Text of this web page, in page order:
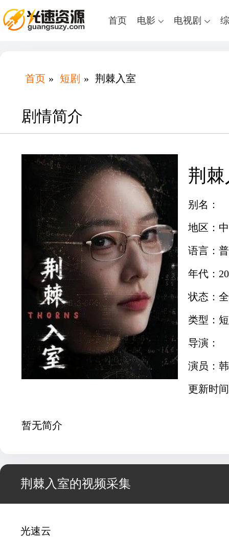
首页 电影 电视剧
首页 » 短剧 » 荆棘入室
剧情简介
荆
别名：
地区：
语言：
年代：
状态：
类型：
导演：
演员：
更新时
暂无简介
荆棘入室的视频采集
光速云